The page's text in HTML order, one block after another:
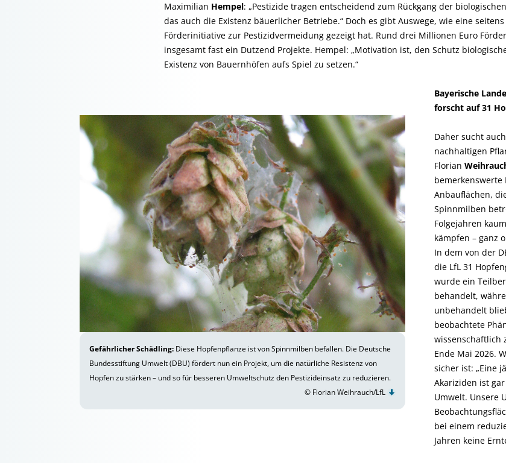
Maximilian Hempel: „Pestizide tragen entscheidend zum Rückgang der
das auch die Existenz bäuerlicher Betriebe.“ Doch es gibt Auswege, wie eine
Förderinitiative zur Pestizidvermeidung gezeigt hat. Rund drei Millionen Euro
insgesamt fast ein Dutzend Projekte. Hempel: „Motivation ist, den Schutz
Existenz von Bauernhöfen aufs Spiel zu setzen.“
Gefährlicher Schädling: Diese Hopfenpflanze ist von Spinnmilben befallen. Die Deutsche
Bundesstiftung Umwelt (DBU) fördert nun ein Projekt, um die natürliche Resistenz von
Hopfen zu stärken – und so für besseren Umweltschutz den Pestizideinsatz zu reduzieren.
© Florian Weihrauch/LfL
Bayerische
forscht auf 31
Daher sucht
nachhaltigen
Florian
bemerkenswerte
Anbauflächen,
Spinnmilben
Folgejahren
kämpfen – ganz
In dem von der
die LfL 31
wurde ein
behandelt,
unbehandelt
beobachtete
wissenschaftlich
Ende Mai 2026.
sicher ist: „Eine
Akariziden ist
Umwelt. Unsere
bei einem
Jahren keine